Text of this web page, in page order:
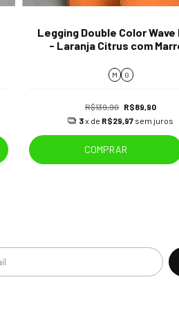
Legging Double Color Wave
- Laranja Citrus com
M G
R$139,90 R$89,90
3x de R$29,97 sem juros
COMPRAR